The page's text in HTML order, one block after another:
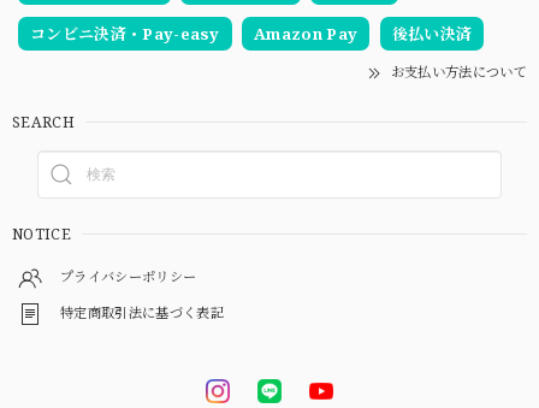
コンビニ決済・Pay-easy Amazon Pay 後払い決済
お支払い方法について
SEARCH
NOTICE
プライバシーポリシー
特定商取引法に基づく表記